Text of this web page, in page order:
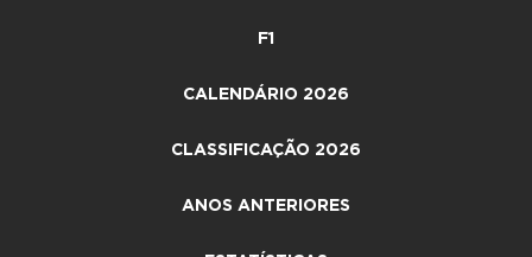
F1
CALENDÁRIO 2026
CLASSIFICAÇÃO 2026
ANOS ANTERIORES